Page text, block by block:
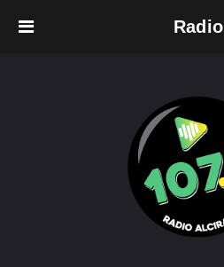
Radio